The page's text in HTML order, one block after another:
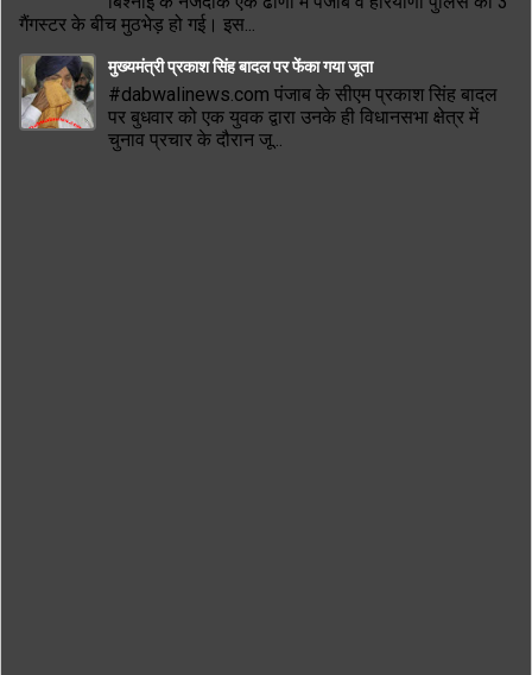
गैंगस्टर के बीच मुठभेड़ हो गई। इस...
मुख्यमंत्री प्रकाश सिंह बादल पर फेंका गया जूता
#dabwalinews.com पंजाब के सीएम प्रकाश सिंह बादल
पर बुधवार को एक युवक द्वारा उनके ही विधानसभा क्षेत्र में
चुनाव प्रचार के दौरान जू...